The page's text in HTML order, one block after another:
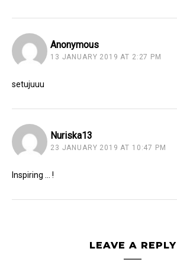
Anonymous
13 JANUARY 2019 AT 2:27 PM
setujuuu
Nuriska13
23 JANUARY 2019 AT 10:47 PM
Inspiring … !
LEAVE A REPLY